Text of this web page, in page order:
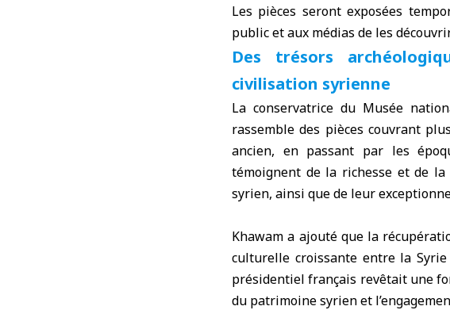
Les pièces seront exposées
public et aux médias de les
Des trésors
civilisation syrienne
La conservatrice du Musée
rassemble des pièces couvrant
ancien, en passant par les
témoignent de la richesse et de
syrien, ainsi que de leur
Khawam a ajouté que la
culturelle croissante entre laSyrie
présidentiel français revêtait une
du patrimoine syrien et